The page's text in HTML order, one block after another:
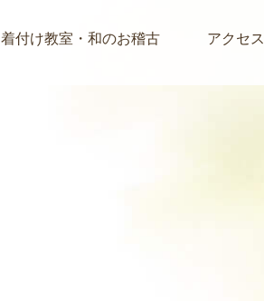
着付け教室・和のお稽古 アクセス